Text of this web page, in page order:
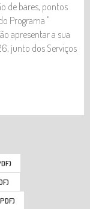
de bares, pontos
Programa "
apresentar a sua
junto dos Serviços